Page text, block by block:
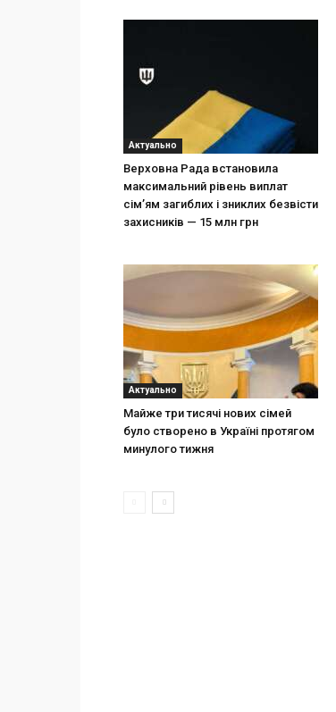
Актуально
Верховна Рада встановила
максимальний рівень виплат
сім’ям загиблих і зниклих безвісти
захисників — 15 млн грн
Актуально
Майже три тисячі нових сімей
було створено в Україні протягом
минулого тижня